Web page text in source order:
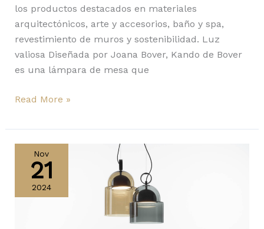
los productos destacados en materiales
arquitectónicos, arte y accesorios, baño y spa,
revestimiento de muros y sostenibilidad. Luz
valiosa Diseñada por Joana Bover, Kando de Bover
es una lámpara de mesa que
Read More »
Nov
21
2024
Bomma,
Davide
Groppi,
ganadores